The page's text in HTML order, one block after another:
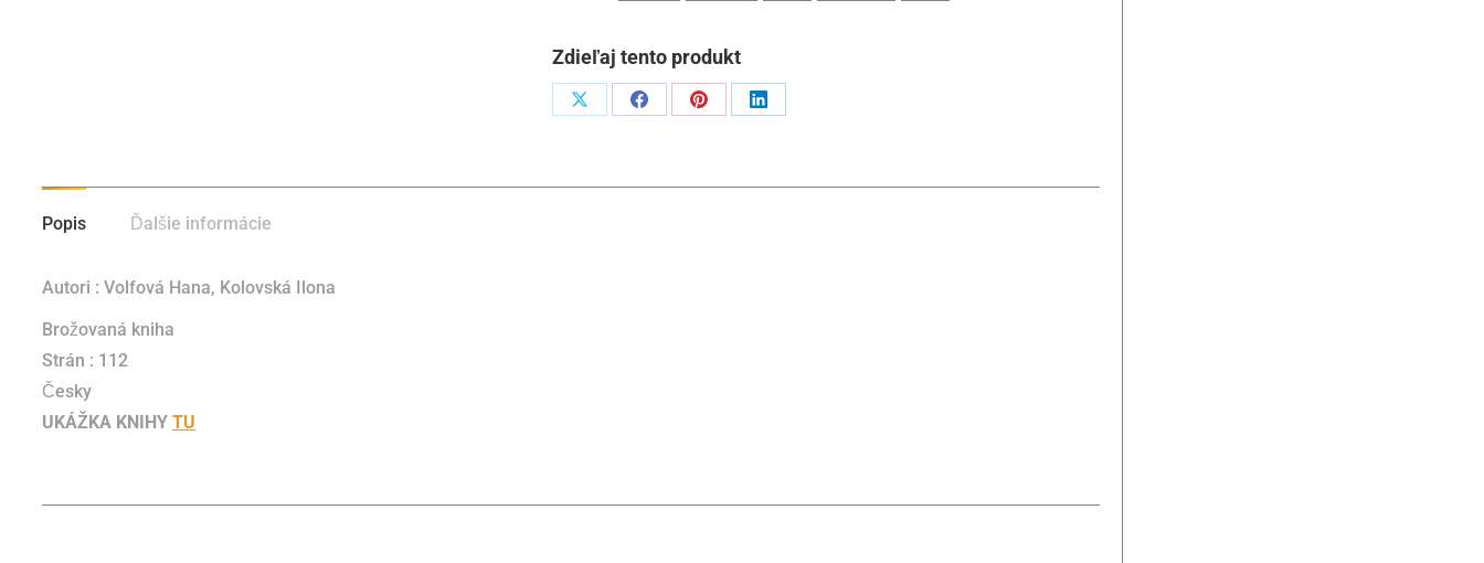
Zdieľaj tento produkt
Podiel Podiel Podiel Podiel
Popis Ďalšie informácie
Autori : Volfová Hana, Kolovská Ilona
Brožovaná kniha
Strán : 112
Česky
UKÁŽKA KNIHY TU